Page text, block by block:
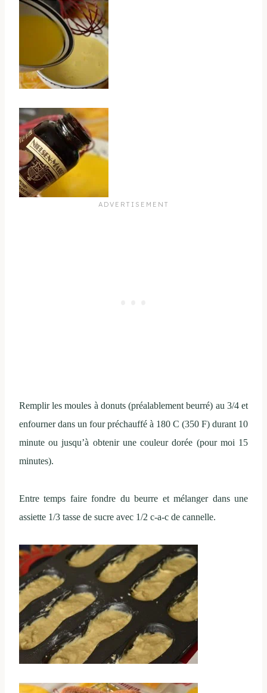
Remplir les moules à donuts (préalablement beurré) au 3/4 et
enfourner dans un four préchauffé à 180 C (350 F) durant 10
minute ou jusqu’à obtenir une couleur dorée (pour moi 15
minutes).
Entre temps faire fondre du beurre et mélanger dans une
assiette 1/3 tasse de sucre avec 1/2 c-a-c de cannelle.